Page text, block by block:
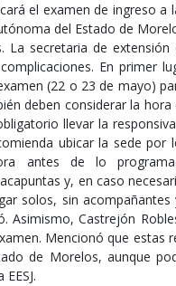
el examen de ingreso a
del Estado de
secretaria de extensión
En primer
(22 o 23 de mayo)
deben considerar la
llevar la
ubicar la sede
antes de lo
y, en caso
solos, sin
Asimismo, Castrejón
Mencionó que estas
de Morelos, aunque